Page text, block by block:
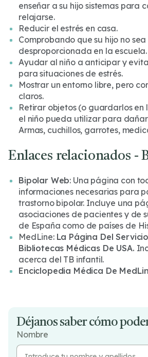
enseñar a su hijo sistemas para
relajarse.
Reducir el estrés en casa.
Comprobando que su hijo no
desproporcionada en la escuela.
Ayudar al niño a anticipar y
para situaciones de estrés.
Mostrar un entorno libre, pero
claros.
Retirar objetos (o guardarlos en
el niño pueda utilizar para
Armas, cuchillos, garrotes,
Enlaces relacionados -
Bipolar Web: Una página con
informaciones necesarias para
trastorno bipolar. Incluye una
asociaciones de pacientes y de
de España como de países de
MedLine: La Página Del
Bibliotecas Médicas De USA.
acerca del TB infantil.
Enciclopedia Médica De
Déjanos saber cómo
Nombre